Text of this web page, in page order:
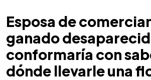
Esposa de
ganado
conformaría con
dónde llevarle una